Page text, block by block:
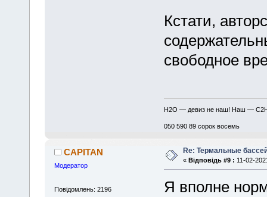
Кстати,
свободное
H2O — девиз не наш! Наш —
050 590 89 сорок восемь
CAPITAN
Модератор
Повідомлень: 2196
Re: Термальные
« Відповідь #9 : 11-02-
Я вполне